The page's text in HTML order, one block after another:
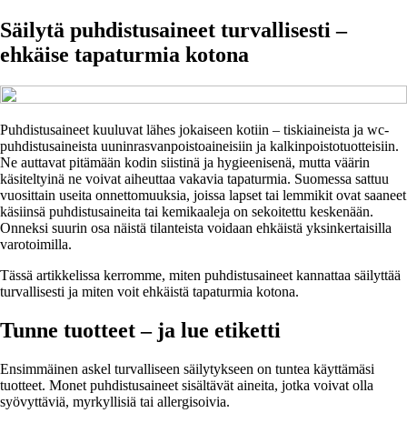
Säilytä puhdistusaineet turvallisesti –
ehkäise tapaturmia kotona
Puhdistusaineet kuuluvat lähes jokaiseen kotiin – tiskiaineista ja wc-
puhdistusaineista uuninrasvanpoistoaineisiin ja kalkinpoistotuotteisiin.
Ne auttavat pitämään kodin siistinä ja hygieenisenä, mutta väärin
käsiteltyinä ne voivat aiheuttaa vakavia tapaturmia. Suomessa sattuu
vuosittain useita onnettomuuksia, joissa lapset tai lemmikit ovat saaneet
käsiinsä puhdistusaineita tai kemikaaleja on sekoitettu keskenään.
Onneksi suurin osa näistä tilanteista voidaan ehkäistä yksinkertaisilla
varotoimilla.
Tässä artikkelissa kerromme, miten puhdistusaineet kannattaa säilyttää
turvallisesti ja miten voit ehkäistä tapaturmia kotona.
Tunne tuotteet – ja lue etiketti
Ensimmäinen askel turvalliseen säilytykseen on tuntea käyttämäsi
tuotteet. Monet puhdistusaineet sisältävät aineita, jotka voivat olla
syövyttäviä, myrkyllisiä tai allergisoivia.